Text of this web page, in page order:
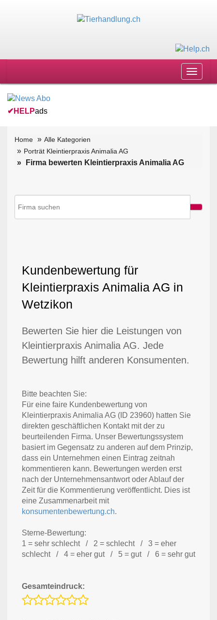
Toggle
✔ HELPads
Home
Alle Kategorien
Porträt Kleintierpraxis Animalia AG
Firma bewerten Kleintierpraxis Animalia AG
Kundenbewertung für
Kleintierpraxis Animalia AG in
Wetzikon
Bewerten Sie hier die Leistungen von
Kleintierpraxis Animalia AG. Jede
Bewertung hilft anderen Konsumenten.
Bitte beachten Sie:
Für eine faire Kundenbewertung von
Kleintierpraxis Animalia AG (ID 23960) hatten Sie
direkten geschäftlichen Kontakt mit der zu
beurteilenden Firma. Unser Bewertungssystem
basiert im Gegensatz zu anderen auf dem Prinzip,
dass ein Unternehmen einen Eintrag zeitnah
kommentieren kann. Bewertungen werden erst
nach der Unternehmensantwort oder Ablauf der
Zeit für die Kommentierung veröffentlicht. Dies ist
eine Zusammenarbeit mit
konsumentenbewertung.ch.
Sterne-Bewertung:
1 = sehr schlecht / 2 = schlecht / 3 = eher
schlecht / 4 = eher gut / 5 = gut / 6 = sehr gut
Gesamteindruck: